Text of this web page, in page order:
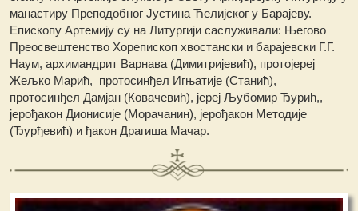
манастиру Преподобног Јустина Ћелијског у Барајеву.
Епископу Артемију су на Литургији саслуживали: Његово
Преосвештенство Хорепископ хвостански и барајевски Г.Г.
Наум, архимандрит Варнава (Димитријевић), протојереј
Жељко Марић, протосинђел Игњатије (Станић),
протосинђел Дамјан (Ковачевић), јереј Љубомир Ђурић,,
јерођакон Дионисије (Морачанин), јерођакон Методије
(Ђурђевић) и ђакон Драгиша Мачар.